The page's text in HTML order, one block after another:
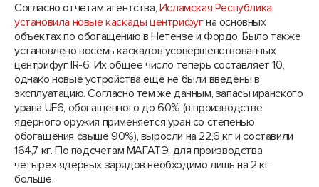
Согласно отчетам агентства, Исламская Республика
установила новые каскады центрифугна основных
объектах по обогащению в Нетензе и Фордо. Было также
установлено восемь каскадов усовершенствованных
центрифуг IR-6. Их общее число теперь составляет 10,
однако новые устройства еще не были введены в
эксплуатацию. Согласно тем же данным, запасы иранского
урана UF6, обогащенного до 60% (в производстве
ядерного оружия применяется уран со степенью
обогащения свыше 90%), выросли на 22,6 кг и составили
164,7 кг. По подсчетам МАГАТЭ, для производства
четырех ядерных зарядов необходимо лишь на 2 кг
больше.